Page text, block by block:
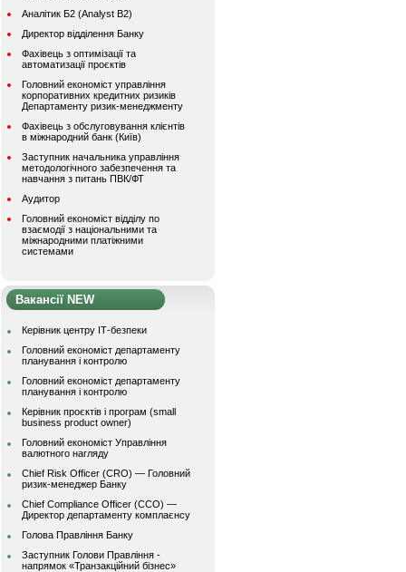
Аналітик Б2 (Analyst B2)
Директор відділення Банку
Фахівець з оптимізації та
автоматизації проєктів
Головний економіст управління
корпоративних кредитних ризиків
Департаменту ризик-менеджменту
Фахівець з обслуговування клієнтів
в міжнародний банк (Київ)
Заступник начальника управління
методологічного забезпечення та
навчання з питань ПВК/ФТ
Аудитор
Головний економіст відділу по
взаємодії з національними та
міжнародними платіжними
системами
Вакансії NEW
Керівник центру ІТ-безпеки
Головний економіст департаменту
планування і контролю
Головний економіст департаменту
планування і контролю
Керівник проєктів і програм (small
business product owner)
Головний економіст Управління
валютного нагляду
Chief Risk Officer (CRO) — Головний
ризик-менеджер Банку
Chief Compliance Officer (CCO) —
Директор департаменту комплаєнсу
Голова Правління Банку
Заступник Голови Правління -
напрямок «Транзакційний бізнес»